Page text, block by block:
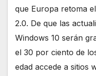
que Europa retoma
2.0. De que las
Windows 10 serán
el 30 por ciento de
edad accede a sitios